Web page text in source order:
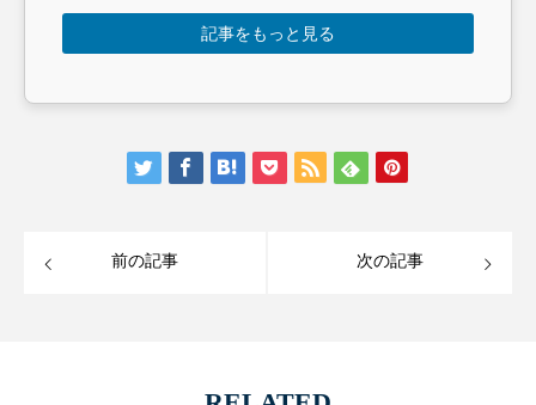
記事をもっと見る
前の記事 次の記事